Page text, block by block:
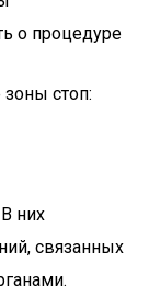
о процедуре
стоп:
них
связанных